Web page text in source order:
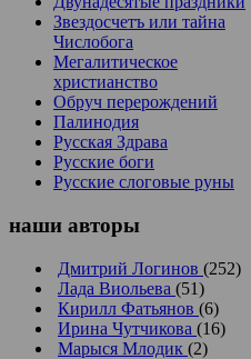
Звездосчетъ или тайна
Числобога
Мегалитическое
христианство
Обруч перерождений
Палинодия
Русская Здрава
Русские боги
Русские слоговые руны
наши авторы
Дмитрий Логинов (252)
Лада Виольева (51)
Кирилл Фатьянов (6)
Ирина Чутчикова (16)
Марыся Млодик (2)